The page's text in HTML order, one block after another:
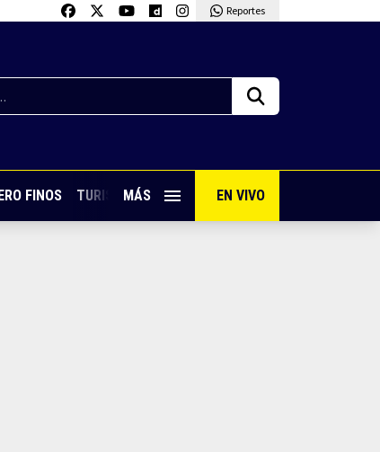
Reportes
FINOS TURISMO CON SABOR VIVE PUERTO VALLARTA
MÁS EN VIVO